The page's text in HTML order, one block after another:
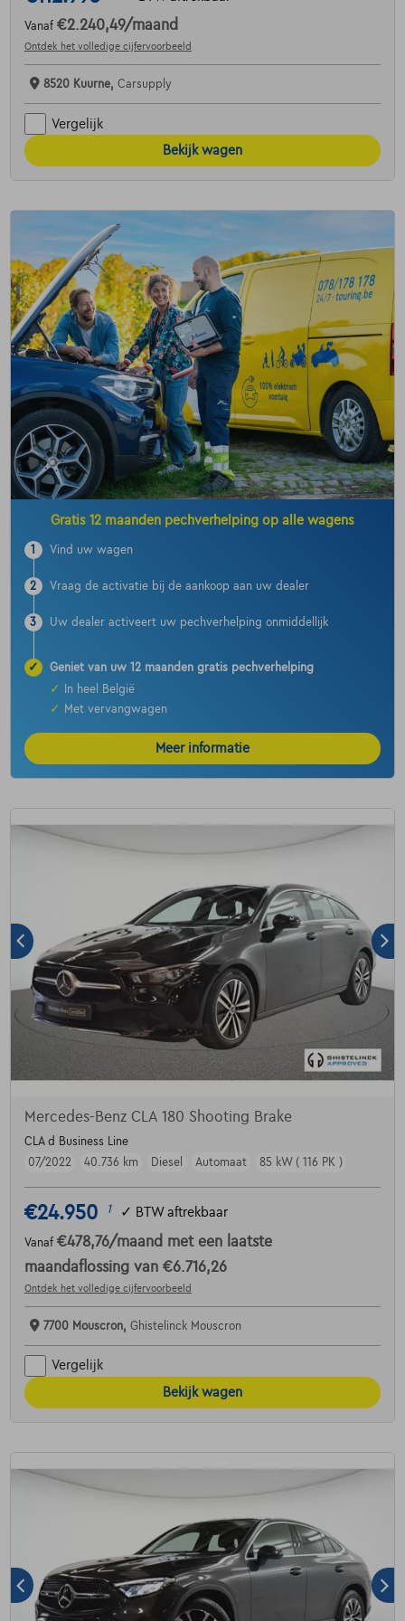
Vanaf €2.240,49/maand
Ontdek het volledige cijfervoorbeeld
8520 Kuurne, Carsupply
Vergelijk
Bekijk wagen
Gratis 12 maanden pechverhelping op alle wagens
1 Vind uw wagen
2 Vraag de activatie bij de aankoop aan uw dealer
3 Uw dealer activeert uw pechverhelping onmiddellijk
✓
Geniet van uw 12 maanden gratis pechverhelping
✓
In heel België
✓
Met vervangwagen
Meer informatie
Mercedes-Benz CLA 180 Shooting Brake
CLA d Business Line
07/2022
40.736 km Diesel Automaat 85 kW ( 116 PK )
€24.950 1 ✓ BTW aftrekbaar
Vanaf €478,76/maand met een laatste
maandaflossing van €6.716,26
Ontdek het volledige cijfervoorbeeld
7700 Mouscron, Ghistelinck Mouscron
Vergelijk
Bekijk wagen